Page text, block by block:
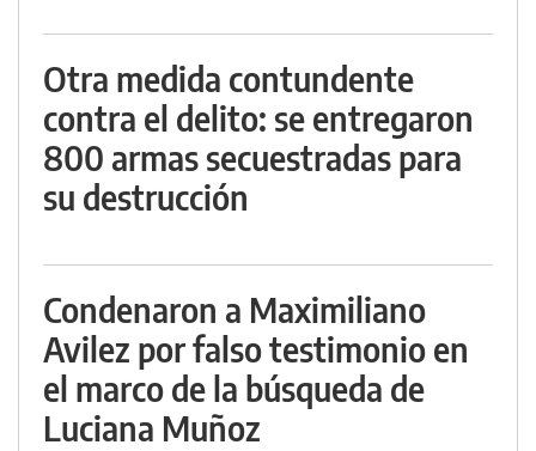
Otra medida contundente
contra el delito: se entregaron
800 armas secuestradas para
su destrucción
Condenaron a Maximiliano
Avilez por falso testimonio en
el marco de la búsqueda de
Luciana Muñoz